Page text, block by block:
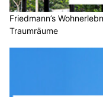
Friedmann’s
Traumräume